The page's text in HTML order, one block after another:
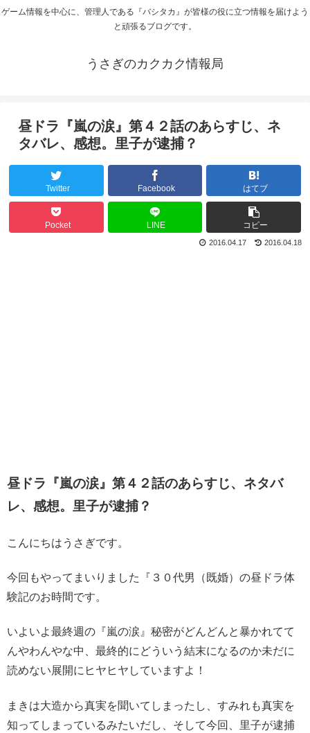
ゲーム情報を中心に、管理人である『バシタカ』が皆様の役に立つ情報を届けよう
と頑張るブログです。
うさぎのカクカク情報局
昼ドラ『嵐の涙』第４２話のあらすじ、ネ
タバレ、感想。里子が逮捕？
Twitter Facebook はてブ
Pocket LINE コピー
2016.04.18
2016.04.17
昼ドラ『嵐の涙』第４２話のあらすじ、ネタバ
レ、感想。里子が逮捕？
こんにちはうさぎです。
今回もやってまいりました『３０代男（既婚）の昼ドラ体
験記のお時間です。
いよいよ最終週の『嵐の涙』秘密がどんどんと暴かれてて
んやわんやな中、最終的にどういう結末になるのか未だに
読めない展開にヒヤヒヤしていますよ！
まきは大造から真実を聞いてしまったし、すみれも真実を
知ってしまっているみたいだし、そして今回、里子が逮捕